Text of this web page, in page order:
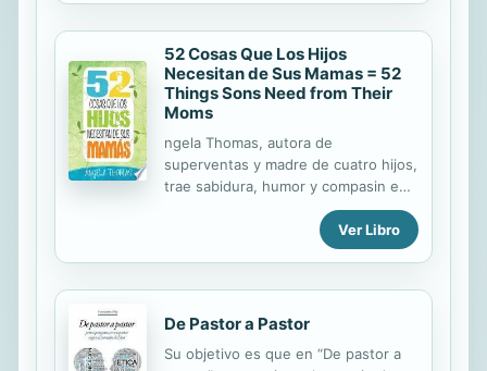
¿Cómo se reza? ¿Qué hacer para
mejorar? En estas páginas
encontrarás las respuestas a estas
preguntas.
52 Cosas Que Los Hijos
Necesitan de Sus Mamas = 52
Things Sons Need from Their
Moms
ngela Thomas, autora de
superventas y madre de cuatro hijos,
trae sabidura, humor y compasin en
este libro para las mams. Encuentra
aliento e inspiracin mientras te
expone formas creativas para
de tu hijo. Con compasin y
creatividad, ngela presenta 52
madres a que experimenten de
Ver Libro
De Pastor a Pastor
Su objetivo es que en “De pastor a